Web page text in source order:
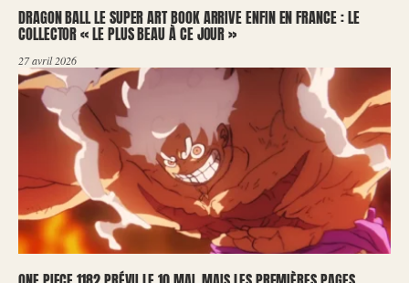
DRAGON BALL LE SUPER ART BOOK ARRIVE ENFIN EN FRANCE : LE
COLLECTOR « LE PLUS BEAU À CE JOUR »
27 avril 2026